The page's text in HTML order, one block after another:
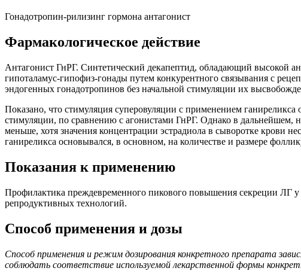
Гонадотропин-рилизинг гормона антагонист
Фармакологическое действие
Антагонист ГнРГ. Синтетический декапептид, обладающий высокой
гипоталамус-гипофиз-гонады путем конкурентного связывания с
эндогенных гонадотропинов без начальной стимуляции их
Показано, что стимуляция суперовуляции с применением
стимуляции, по сравнению с агонистами ГнРГ. Однако в дальнейшем,
меньше, хотя значения концентрации эстрадиола в сыворотке
ганиреликса основывался, в основном, на количестве и размере
Показания к применению
Профилактика преждевременного пикового повышения секреции ЛГ
репродуктивных технологий.
Способ применения и дозы
Способ применения и режим дозирования конкретного препарата
соблюдать соответствие используемой лекарственной формы